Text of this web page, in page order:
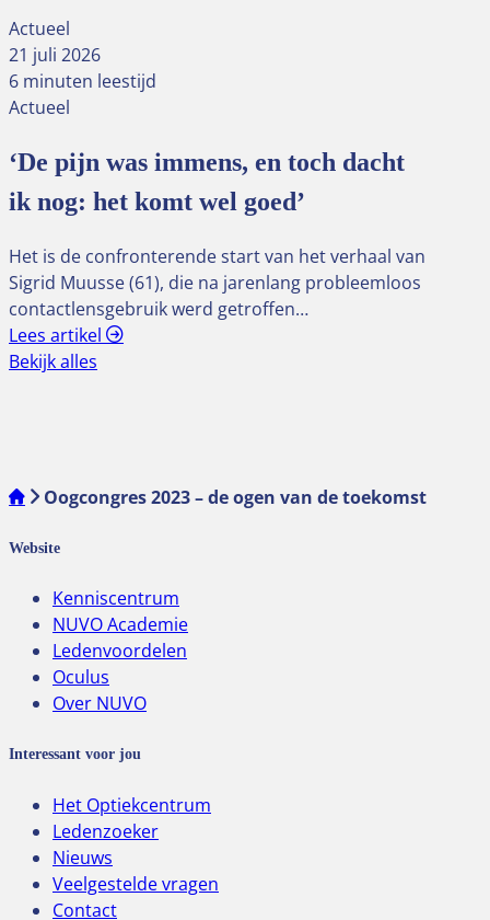
Actueel
21 juli 2026
6 minuten leestijd
Actueel
‘De pijn was immens, en toch dacht
ik nog: het komt wel goed’
Het is de confronterende start van het verhaal van
Sigrid Muusse (61), die na jarenlang probleemloos
contactlensgebruik werd getroffen…
Lees artikel
Bekijk alles
Oogcongres 2023 – de ogen van de toekomst
Website
Kenniscentrum
NUVO Academie
Ledenvoordelen
Oculus
Over NUVO
Interessant voor jou
Het Optiekcentrum
Ledenzoeker
Nieuws
Veelgestelde vragen
Contact